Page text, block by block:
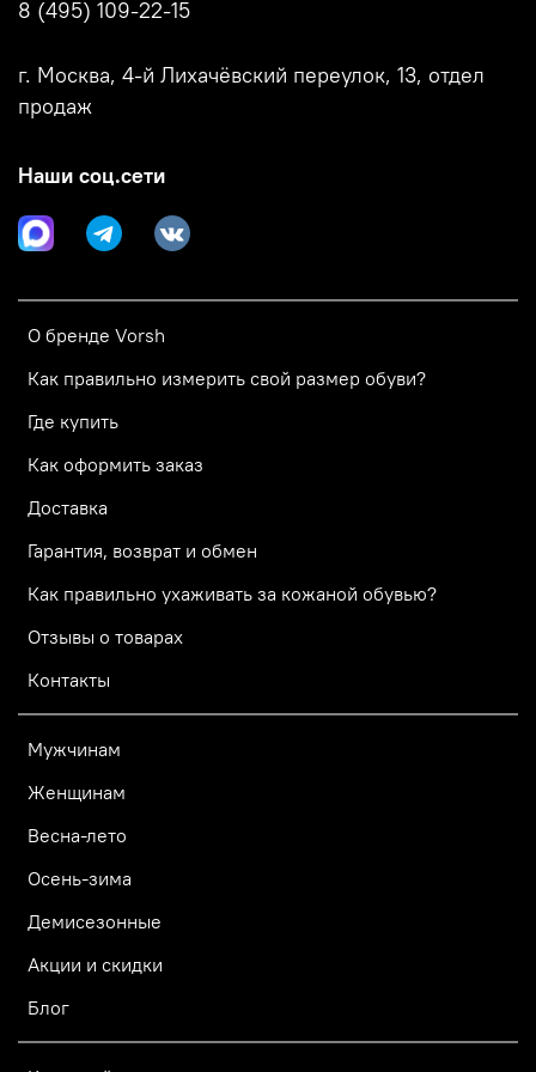
О бренде Vorsh
Как правильно измерить свой размер обуви?
Где купить
Как оформить заказ
Доставка
Гарантия, возврат и обмен
Как правильно ухаживать за кожаной обувью?
Отзывы о товарах
Контакты
Мужчинам
Женщинам
Весна-лето
Осень-зима
Демисезонные
Акции и скидки
Блог
8 (495) 109-22-15
г. Москва, 4-й Лихачёвский переулок, 13, отдел
продаж
Наши соц.сети